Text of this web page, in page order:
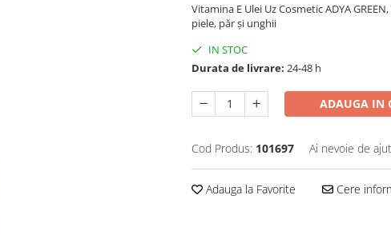
Vitamina E Ulei Uz Cosmetic ADYA
piele, păr și unghii
IN STOC
Durata de livrare: 24-48 h
ADAUGA IN
Cod Produs: 101697 Ai nevoie de
Adauga la Favorite Cere